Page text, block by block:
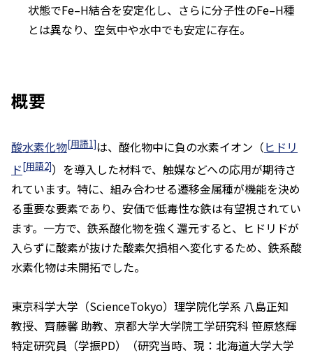
状態でFe–H結合を安定化し、さらに分子性のFe–H種
とは異なり、空気中や水中でも安定に存在。
概要
酸水素化物[用語1]は、酸化物中に負の水素イオン（ヒドリ
ド[用語2]）を導入した材料で、触媒などへの応用が期待さ
れています。特に、組み合わせる遷移金属種が機能を決め
る重要な要素であり、安価で低毒性な鉄は有望視されてい
ます。一方で、鉄系酸化物を強く還元すると、ヒドリドが
入らずに酸素が抜けた酸素欠損相へ変化するため、鉄系酸
水素化物は未開拓でした。
東京科学大学（ScienceTokyo）理学院化学系 八島正知
教授、齊藤馨 助教、京都大学大学院工学研究科 笹原悠輝
特定研究員（学振PD）（研究当時、現：北海道大学大学